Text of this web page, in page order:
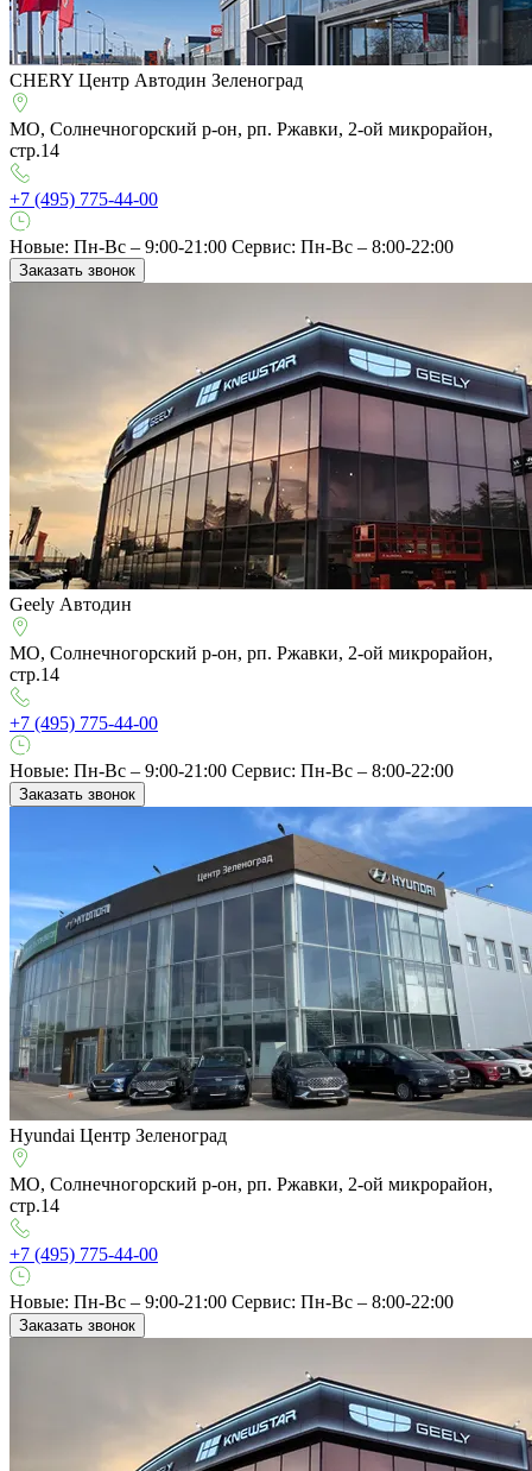
CHERY Центр Автодин Зеленоград
МО, Солнечногорский р-он, рп. Ржавки, 2-ой микрорайон,
стр.14
+7 (495) 775-44-00
Новые: Пн-Вс – 9:00-21:00 Сервис: Пн-Вс – 8:00-22:00
Заказать звонок
Geely Автодин
МО, Солнечногорский р-он, рп. Ржавки, 2-ой микрорайон,
стр.14
+7 (495) 775-44-00
Новые: Пн-Вс – 9:00-21:00 Сервис: Пн-Вс – 8:00-22:00
Заказать звонок
Hyundai Центр Зеленоград
МО, Солнечногорский р-он, рп. Ржавки, 2-ой микрорайон,
стр.14
+7 (495) 775-44-00
Новые: Пн-Вс – 9:00-21:00 Сервис: Пн-Вс – 8:00-22:00
Заказать звонок